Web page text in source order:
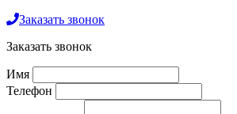
Заказать звонок
Заказать звонок
Имя
Телефон